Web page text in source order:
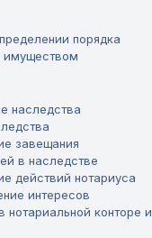
порядка
имуществом
наследства
завещания
в наследстве
действий нотариуса
интересов
нотариальной конторе и